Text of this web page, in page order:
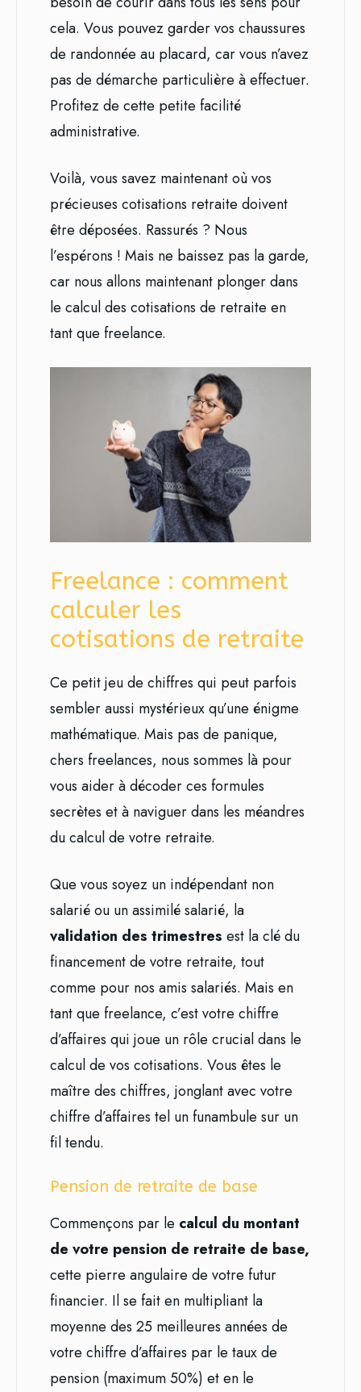
cela. Vous pouvez garder vos chaussures
de randonnée au placard, car vous n’avez
pas de démarche particulière à effectuer.
Profitez de cette petite facilité
administrative.
Voilà, vous savez maintenant où vos
précieuses cotisations retraite doivent
être déposées. Rassurés ? Nous
l’espérons ! Mais ne baissez pas la garde,
car nous allons maintenant plonger dans
le calcul des cotisations de retraite en
tant que freelance.
Freelance : comment
calculer les
cotisations de retraite
Ce petit jeu de chiffres qui peut parfois
sembler aussi mystérieux qu’une énigme
mathématique. Mais pas de panique,
chers freelances, nous sommes là pour
vous aider à décoder ces formules
secrètes et à naviguer dans les méandres
du calcul de votre retraite.
Que vous soyez un indépendant non
salarié ou un assimilé salarié, la
validation des trimestres est la clé du
financement de votre retraite, tout
comme pour nos amis salariés. Mais en
tant que freelance, c’est votre chiffre
d’affaires qui joue un rôle crucial dans le
calcul de vos cotisations. Vous êtes le
maître des chiffres, jonglant avec votre
chiffre d’affaires tel un funambule sur un
fil tendu.
Pension de retraite de base
Commençons par le calcul du montant
de votre pension de retraite de base,
cette pierre angulaire de votre futur
financier. Il se fait en multipliant la
moyenne des 25 meilleures années de
votre chiffre d’affaires par le taux de
pension (maximum 50%) et en le